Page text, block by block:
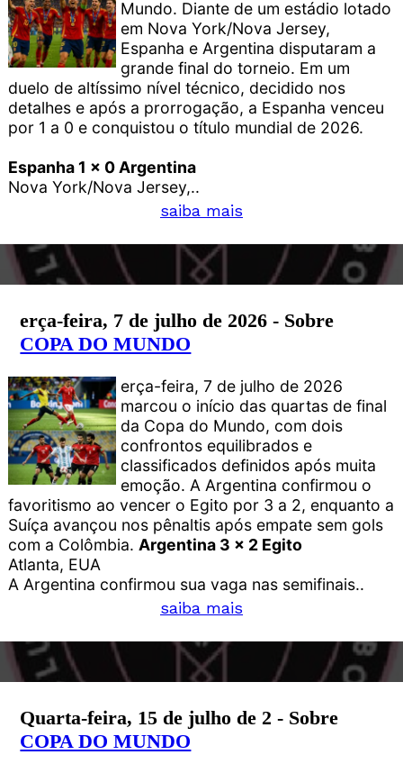
Mundo. Diante de um estádio lotado
em Nova York/Nova Jersey,
Espanha e Argentina disputaram a
grande final do torneio. Em um
duelo de altíssimo nível técnico, decidido nos
detalhes e após a prorrogação, a Espanha venceu
por 1 a 0 e conquistou o título mundial de 2026.
Espanha 1 x 0 Argentina
Nova York/Nova Jersey,..
saiba mais
erça-feira, 7 de julho de 2026 - Sobre
COPA DO MUNDO
erça-feira, 7 de julho de 2026
marcou o início das quartas de final
da Copa do Mundo, com dois
confrontos equilibrados e
classificados definidos após muita
emoção. A Argentina confirmou o
favoritismo ao vencer o Egito por 3 a 2, enquanto a
Suíça avançou nos pênaltis após empate sem gols
com a Colômbia. Argentina 3 x 2 Egito
Atlanta, EUA
A Argentina confirmou sua vaga nas semifinais..
saiba mais
Quarta-feira, 15 de julho de 2 - Sobre
COPA DO MUNDO